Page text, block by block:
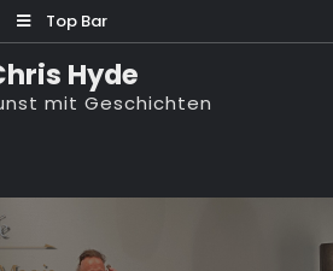
Top Bar
Hyde
mit Geschichten